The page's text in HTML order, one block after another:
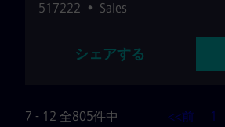
517222 • Sales
シェアする
7 - 12 全805件中
<<前 1